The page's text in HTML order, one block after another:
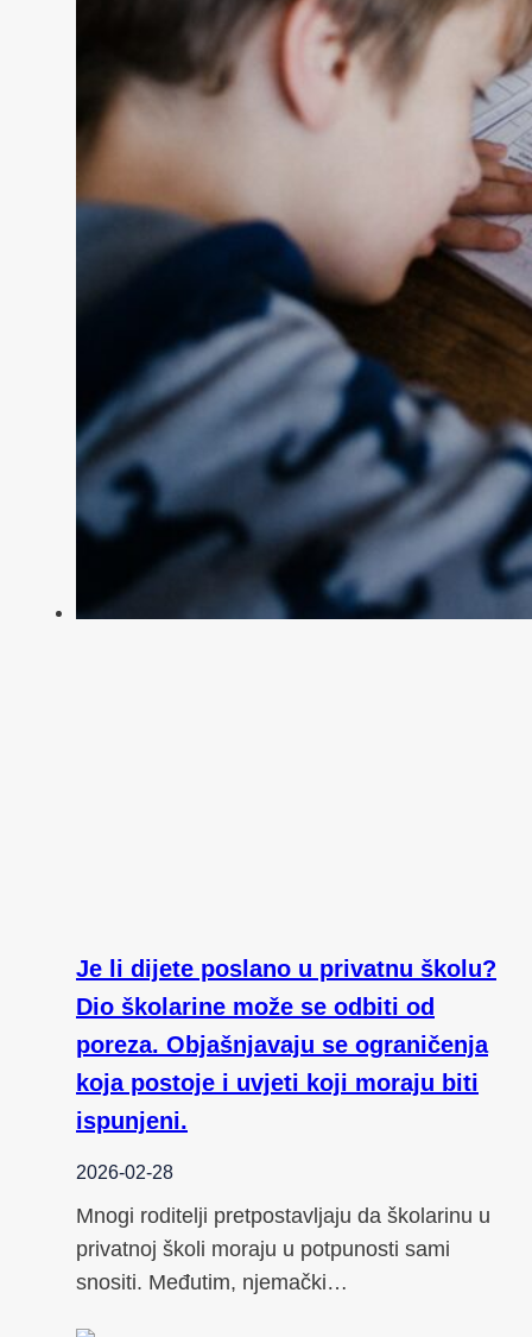
Je li dijete poslano u privatnu školu?
Dio školarine može se odbiti od
poreza. Objašnjavaju se ograničenja
koja postoje i uvjeti koji moraju biti
ispunjeni.
2026-02-28
Mnogi roditelji pretpostavljaju da školarinu u
privatnoj školi moraju u potpunosti sami
snositi. Međutim, njemački…